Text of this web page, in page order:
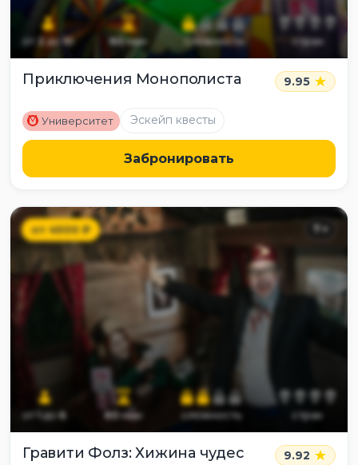
от 2до 10 60мин сложность страх
Приключения Монополиста 9.95
M Университет Эскейп квесты
Забронировать
от4500₽ 7 +
от до6 60мин сложность страх
Гравити Фолз: Хижина чудес 9.92